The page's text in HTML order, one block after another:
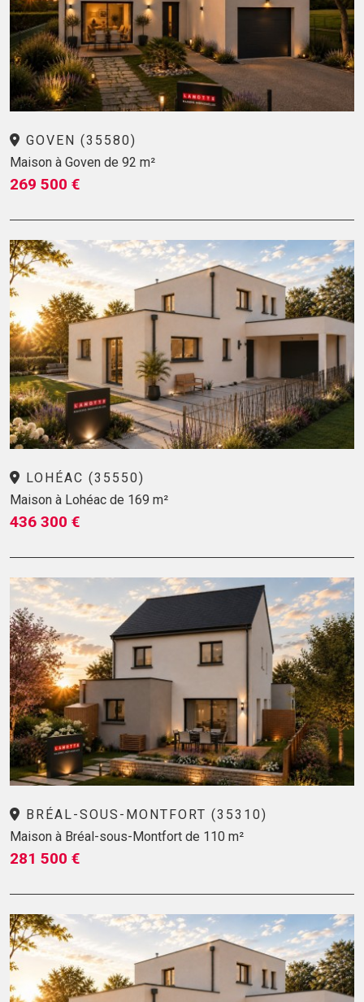
GOVEN (35580)
Maison à Goven de 92 m²
269 500 €
LOHÉAC (35550)
Maison à Lohéac de 169 m²
436 300 €
BRÉAL-SOUS-MONTFORT (35310)
Maison à Bréal-sous-Montfort de 110 m²
281 500 €